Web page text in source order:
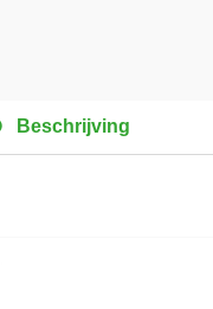
Beschrijving